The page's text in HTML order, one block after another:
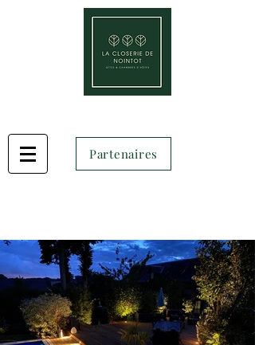
Partenaires